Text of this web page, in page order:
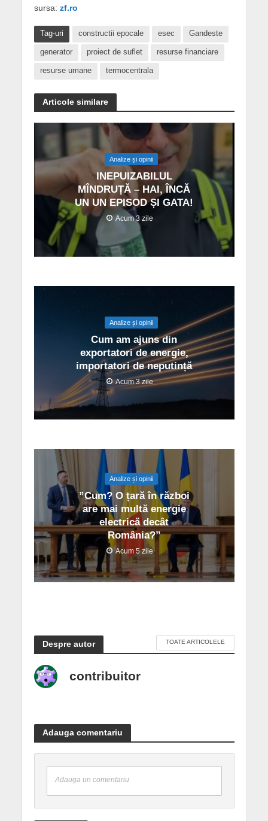
sursa: zf.ro
Tag-uri constructii epocale esec Gandeste
generator proiect de suflet resurse financiare
resurse umane termocentrala
Articole similare
Analize și opinii
INEPUIZABILUL
MÎNDRUȚĂ – HAI, ÎNCĂ
UN UN EPISOD ȘI GATA!
Acum 3 zile
Analize și opinii
Cum am ajuns din
exportatori de energie,
importatori de neputință
Acum 3 zile
Analize și opinii
”Cum? O țară în război
are mai multă energie
electrică decât
România?”
Acum 5 zile
Despre autor TOATE ARTICOLELE
contribuitor
Adauga comentariu
Adauga un comentariu